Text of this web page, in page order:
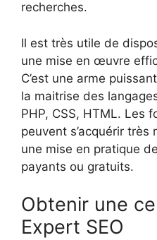
recherches.
Il est très utile de
une mise en œuvre
C’est une arme
la maitrise des
PHP, CSS, HTML. Les
peuvent s’acquérir très
une mise en pratique
payants ou gratuits.
Obtenir une
Expert SEO